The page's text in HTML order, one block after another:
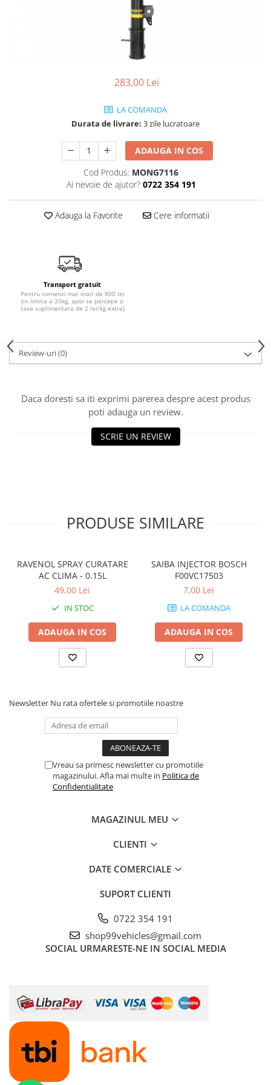
283,00 Lei
LA COMANDA
Durata de livrare: 3 zile lucratoare
ADAUGA IN COS
Cod Produs: MONG7116
Ai nevoie de ajutor? 0722 354 191
Adauga la Favorite Cere informatii
Transport gratuit
Pentru comenzi mai mari de 800 lei
(in limita a 20kg, apoi se percepe o
taxa suplimentara de 2 lei/kg extra)
Review-uri(0)
Daca doresti sa iti exprimi parerea despre acest produs
poti adauga un review.
SCRIE UN REVIEW
PRODUSE SIMILARE
RAVENOL SPRAY CURATARE
AC CLIMA - 0.15L
49,00 Lei
IN STOC
ADAUGA IN COS
SAIBA INJECTOR BOSCH
F00VC17503
7,00 Lei
LA COMANDA
ADAUGA IN COS
Newsletter Nu rata ofertele si promotiile noastre
Vreau sa primesc newsletter cu promotiile
magazinului. Afla mai multe in Politica de
Confidentialitate
MAGAZINUL MEU
CLIENTI
DATE COMERCIALE
SUPORT CLIENTI
0722 354 191
shop99vehicles@gmail.com
SOCIAL URMARESTE-NE IN SOCIAL MEDIA